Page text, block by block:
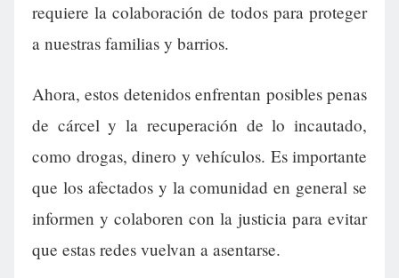
requiere la colaboración de todos para proteger
a nuestras familias y barrios.
Ahora, estos detenidos enfrentan posibles penas
de cárcel y la recuperación de lo incautado,
como drogas, dinero y vehículos. Es importante
que los afectados y la comunidad en general se
informen y colaboren con la justicia para evitar
que estas redes vuelvan a asentarse.